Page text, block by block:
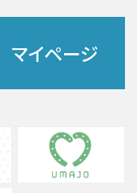
マイページ